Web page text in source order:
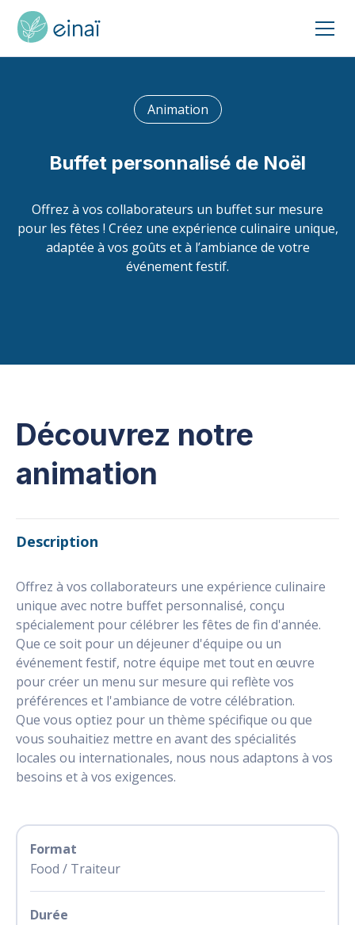
Animation
Buffet personnalisé de Noël
Offrez à vos collaborateurs un buffet sur mesure
pour les fêtes ! Créez une expérience culinaire unique,
adaptée à vos goûts et à l’ambiance de votre
événement festif.
Découvrez notre
animation
Description
Offrez à vos collaborateurs une expérience culinaire
unique avec notre buffet personnalisé, conçu
spécialement pour célébrer les fêtes de fin d'année.
Que ce soit pour un déjeuner d'équipe ou un
événement festif, notre équipe met tout en œuvre
pour créer un menu sur mesure qui reflète vos
préférences et l'ambiance de votre célébration.
Que vous optiez pour un thème spécifique ou que
vous souhaitiez mettre en avant des spécialités
locales ou internationales, nous nous adaptons à vos
besoins et à vos exigences.
Format
Food / Traiteur
Durée